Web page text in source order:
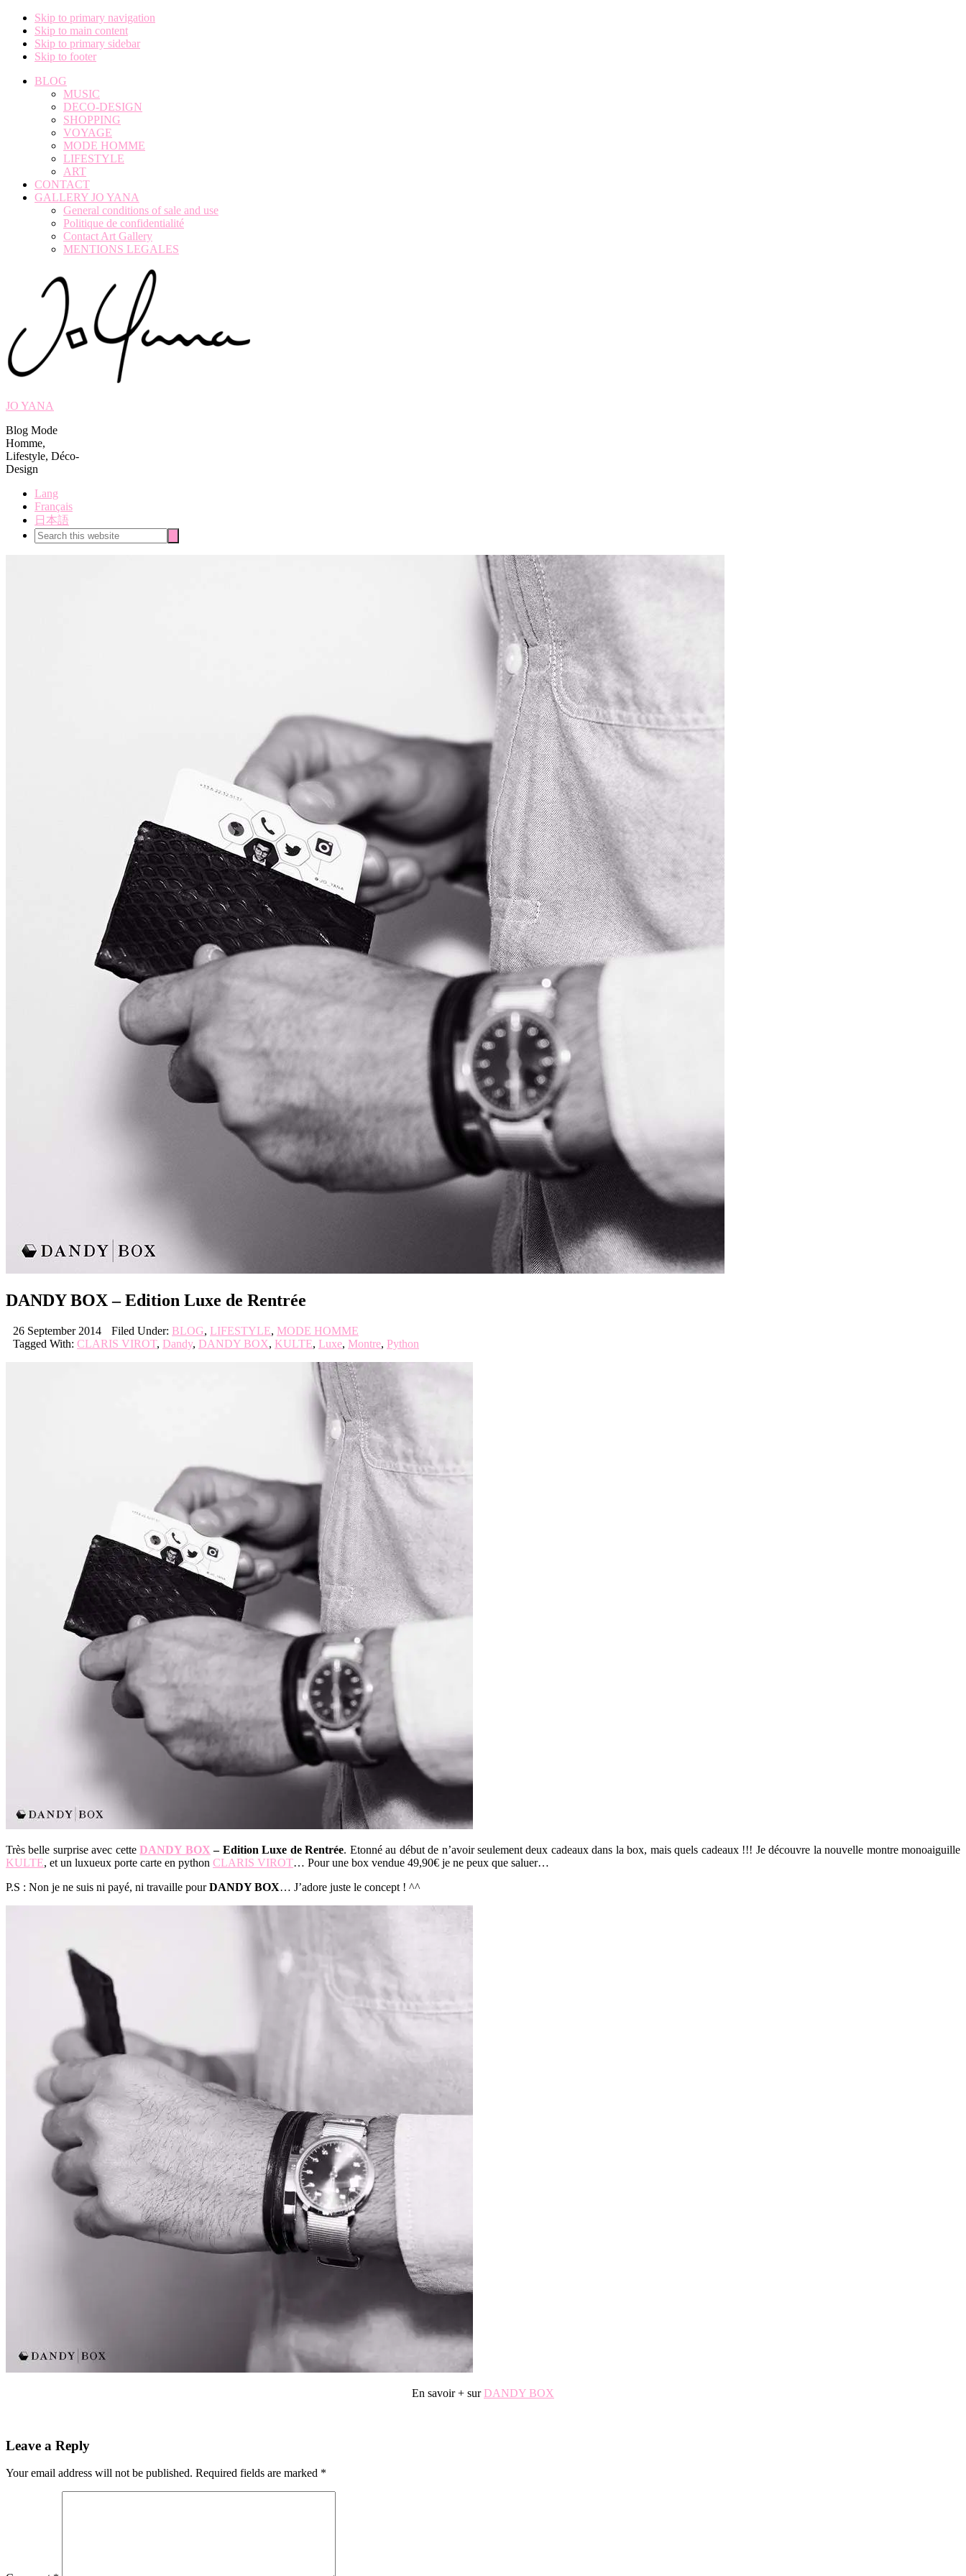
Skip to primary navigation
Skip to main content
Skip to primary sidebar
Skip to footer
BLOG
MUSIC
DECO-DESIGN
SHOPPING
VOYAGE
MODE HOMME
LIFESTYLE
ART
CONTACT
GALLERY JO YANA
General conditions of sale and use
Politique de confidentialité
Contact Art Gallery
MENTIONS LEGALES
JO YANA
Blog Mode
Homme,
Lifestyle, Déco-
Design
Lang
Français
日本語
Search
this
DANDY BOX – Edition Luxe de Rentrée
26 September 2014 Filed Under: BLOG, LIFESTYLE, MODE HOMME
Tagged With: CLARIS VIROT, Dandy, DANDY BOX, KULTE, Luxe, Montre, Python
Très belle surprise avec cetteDANDY BOX – Edition Luxe de Rentrée. Etonné au début de n’avoir seulement deux cadeaux dans la box, mais quels cadeaux !!! Je découvre la nouvelle montre monoaiguille
KULTE, et un luxueux porte carte en python CLARIS VIROT… Pour une box vendue 49,90€ je ne peux que saluer…
P.S : Non je ne suis ni payé, ni travaille pourDANDY BOX… J’adore juste le concept ! ^^
En savoir + surDANDY BOX
Reader
Leave a Reply
Your email address will not be published. Required fields are marked *